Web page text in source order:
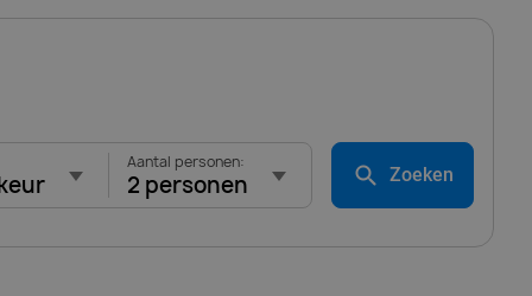
Aantal personen:
2 personen Zoeken